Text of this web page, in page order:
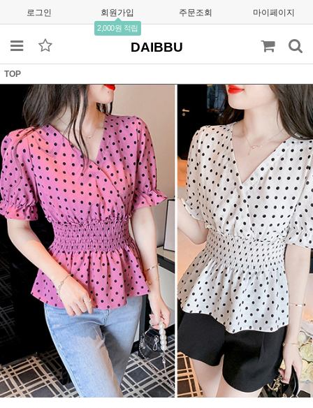
로그인 회원가입
2,000원 적립
주문조회 마이페이지
DAIBBU
TOP